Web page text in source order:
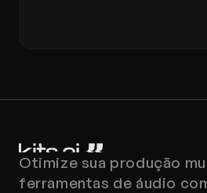
Otimize sua produção
ferramentas de áudio